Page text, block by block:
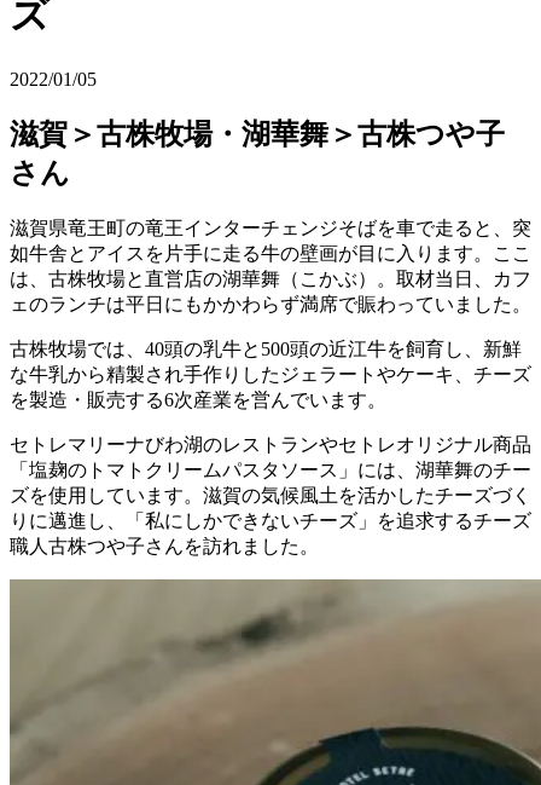
ズ
2022/01/05
滋賀＞古株牧場・湖華舞＞古株つや子
さん
滋賀県竜王町の竜王インターチェンジそばを車で走ると、突
如牛舎とアイスを片手に走る牛の壁画が目に入ります。ここ
は、古株牧場と直営店の湖華舞（こかぶ）。取材当日、カフ
ェのランチは平日にもかかわらず満席で賑わっていました。
古株牧場では、40頭の乳牛と500頭の近江牛を飼育し、新鮮
な牛乳から精製され手作りしたジェラートやケーキ、チーズ
を製造・販売する6次産業を営んでいます。
セトレマリーナびわ湖のレストランやセトレオリジナル商品
「塩麹のトマトクリームパスタソース」には、湖華舞のチー
ズを使用しています。滋賀の気候風土を活かしたチーズづく
りに邁進し、「私にしかできないチーズ」を追求するチーズ
職人古株つや子さんを訪れました。